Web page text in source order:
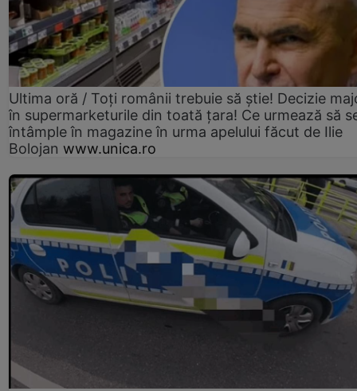
Ultima oră / Toți românii trebuie să știe! Decizie
în supermarketurile din toată țara! Ce urmează să
întâmple în magazine în urma apelului făcut de Ilie
Bolojan www.unica.ro